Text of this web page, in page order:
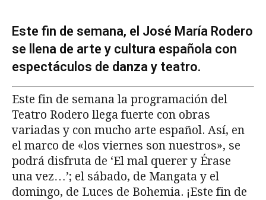
Este fin de semana, el José María Rodero
se llena de arte y cultura española con
espectáculos de danza y teatro.
Este fin de semana la programación del
Teatro Rodero llega fuerte con obras
variadas y con mucho arte español. Así, en
el marco de «los viernes son nuestros», se
podrá disfruta de ‘El mal querer y Érase
una vez…’; el sábado, de Mangata y el
domingo, de Luces de Bohemia. ¡Este fin de